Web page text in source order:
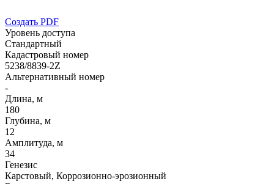
Создать PDF
Уровень доступа
Стандартный
Кадастровый номер
5238/8839-2Z
Альтернативный номер
-
Длина, м
180
Глубина, м
12
Амплитуда, м
34
Генезис
Карстовый, Коррозионно-эрозионный